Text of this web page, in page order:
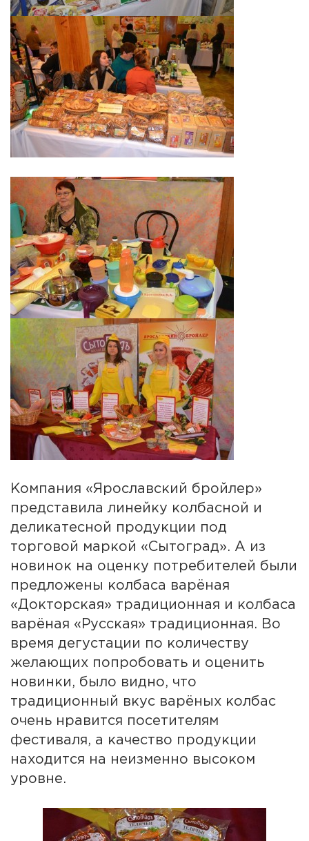
Компания «Ярославский бройлер»
представила линейку колбасной и
деликатесной продукции под
торговой маркой «Сытоград». А из
новинок на оценку потребителей были
предложены колбаса варёная
«Докторская» традиционная и колбаса
варёная «Русская» традиционная. Во
время дегустации по количеству
желающих попробовать и оценить
новинки, было видно, что
традиционный вкус варёных колбас
очень нравится посетителям
фестиваля, а качество продукции
находится на неизменно высоком
уровне.